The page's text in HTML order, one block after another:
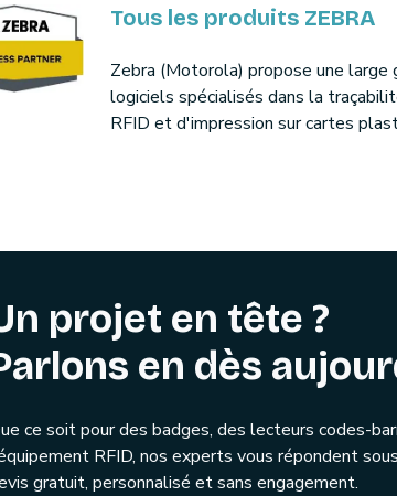
Tous les produits ZEBRA
Zebra (Motorola) propose une
logiciels spécialisés dans la
RFID et d'impression sur cartes
projet en tête ?
en dès
ce soit pour des badges, des lecteurs codes-
RFID, nos experts vous répondent
gratuit, personnalisé et sans engagement.